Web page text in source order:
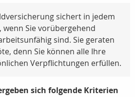
sichert in jedem
wenn Sie vorübergehend
sind. Sie geraten
denn Sie können alle Ihre
Verpflichtungen erfüllen.
sich folgende Kriterien